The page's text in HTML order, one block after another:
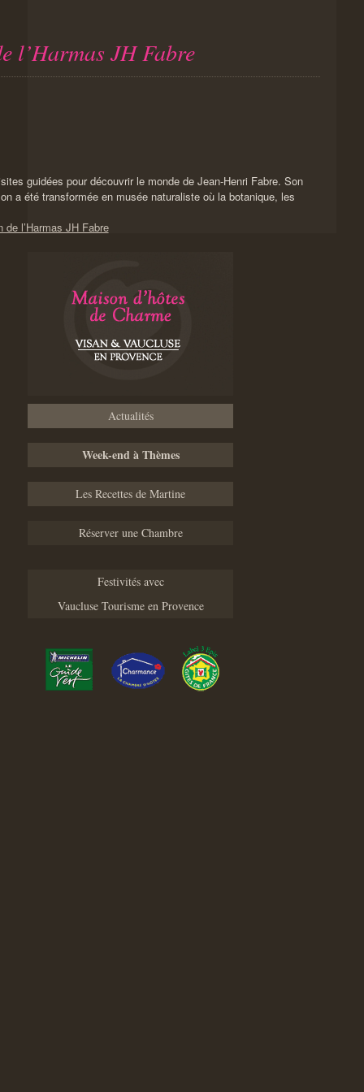
l’Harmas JH Fabre
guidées pour découvrir le monde de Jean-Henri Fabre. Son
a été transformée en musée naturaliste où la botanique, les
l’Harmas JH Fabre
Actualités
Week-end à Thèmes
Les Recettes de Martine
Réserver une Chambre
Festivités avec
Vaucluse Tourisme en Provence